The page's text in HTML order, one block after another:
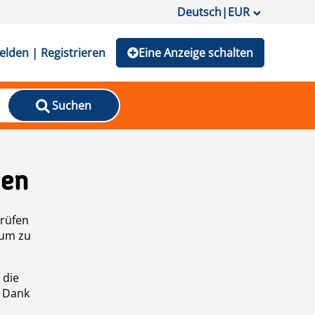
Deutsch|EUR
| Registrieren Eine Anzeige schalten
Suchen
zu
die